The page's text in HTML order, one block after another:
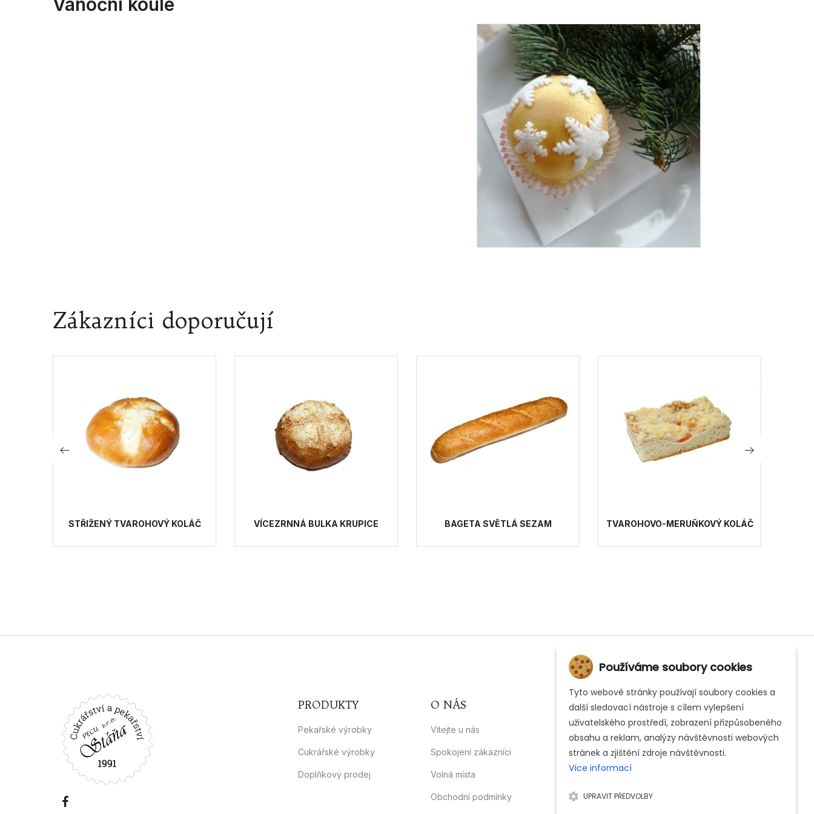
Zákazníci doporučují
STŘIŽENÝ TVAROHOVÝ KOLÁČ VÍCEZRNNÁ BULKA KRUPICE BAGETA SVĚTLÁ SEZAM TVAROHOVO-MERUŇKOVÝ KOLÁČ
PRODUKTY
Pekařské výrobky
Cukrářské výrobky
Doplňkový prodej
O NÁS
Vítejte u nás
Spokojení zákazníci
Volná místa
Obchodní podmínky
INFORMACE
Whistleblowing
Zásady ochrany osobních údajů
Reklamační řád
Používáme soubory cookies
Tyto webové stránky používají soubory cookies a
další sledovací nástroje s cílem vylepšení
uživatelského prostředí, zobrazení přizpůsobeného
obsahu a reklam, analýzy návštěvnosti webových
stránek a zjištění zdroje návštěvnosti.
Více informací
UPRAVIT PŘEDVOLBY